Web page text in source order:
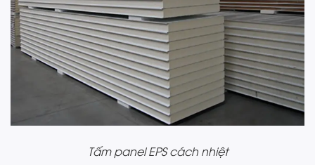
Tấm panel EPS cách nhiệt